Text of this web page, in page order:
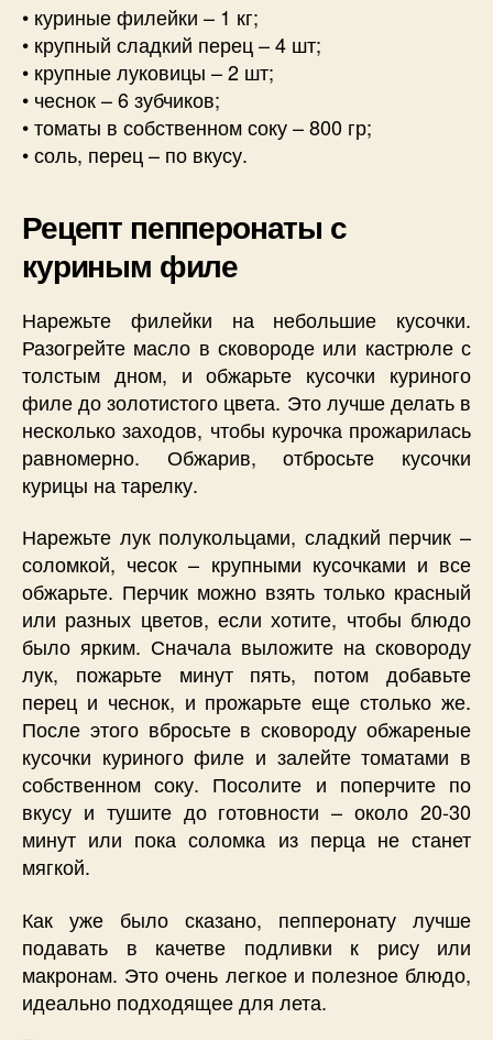
• куриные филейки – 1 кг;
• крупный сладкий перец – 4 шт;
• крупные луковицы – 2 шт;
• чеснок – 6 зубчиков;
• томаты в собственном соку – 800 гр;
• соль, перец – по вкусу.
Рецепт пепперонаты с
куриным филе
Нарежьте филейки на небольшие кусочки.
Разогрейте масло в сковороде или кастрюле с
толстым дном, и обжарьте кусочки куриного
филе до золотистого цвета. Это лучше делать в
несколько заходов, чтобы курочка прожарилась
равномерно. Обжарив, отбросьте кусочки
курицы на тарелку.
Нарежьте лук полукольцами, сладкий перчик –
соломкой, чесок – крупными кусочками и все
обжарьте. Перчик можно взять только красный
или разных цветов, если хотите, чтобы блюдо
было ярким. Сначала выложите на сковороду
лук, пожарьте минут пять, потом добавьте
перец и чеснок, и прожарьте еще столько же.
После этого вбросьте в сковороду обжареные
кусочки куриного филе и залейте томатами в
собственном соку. Посолите и поперчите по
вкусу и тушите до готовности – около 20-30
минут или пока соломка из перца не станет
мягкой.
Как уже было сказано, пепперонату лучше
подавать в качетве подливки к рису или
макронам. Это очень легкое и полезное блюдо,
идеально подходящее для лета.